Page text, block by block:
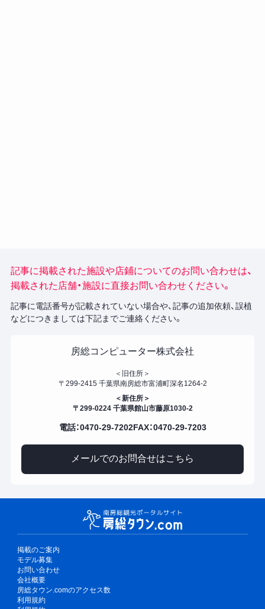
記事に掲載された施設や店鋪についてのお問い合わせは、
掲載された店舗・施設に直接お問い合わせください。
記事に電話番号が記載されていない場合や、記事の追加依頼、誤植
などにつきましては下記までご連絡ください。
房総コンピューター株式会社
＜旧住所＞
〒299-2415 千葉県南房総市富浦町深名1264-2
＜新住所＞
〒299-0224 千葉県館山市藤原1030-2
電話：0470-29-7202FAX：0470-29-7203
メールでのお問合せはこちら
掲載のご案内
モデル募集
お問い合わせ
会社概要
房総タウン.comのアクセス数
利用規約